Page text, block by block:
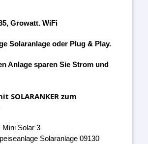
Growatt. WiFi
Solaranlage oder Plug & Play.
Anlage sparen Sie Strom und
SOLARANKER zum
Solar 3
Solaranlage 09130